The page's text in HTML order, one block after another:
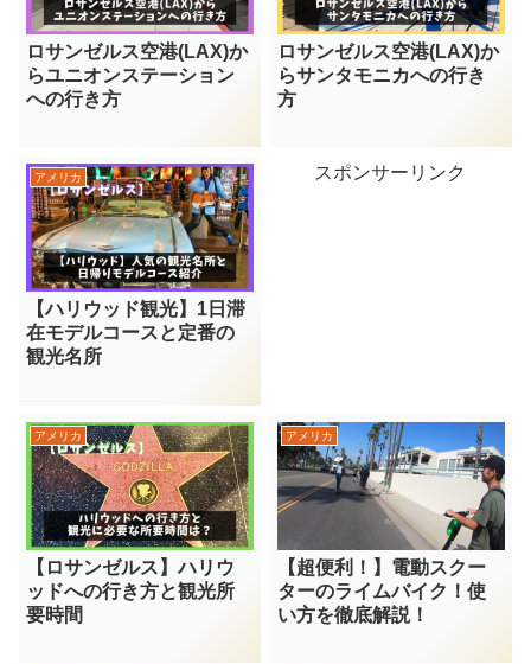
ロサンゼルス空港(LAX)か
らユニオンステーション
への行き方
ロサンゼルス空港(LAX)か
らサンタモニカへの行き
方
アメリカ
【ハリウッド観光】1日滞
在モデルコースと定番の
観光名所
スポンサーリンク
アメリカ
【ロサンゼルス】ハリウ
ッドへの行き方と観光所
要時間
アメリカ
【超便利！】電動スクー
ターのライムバイク！使
い方を徹底解説！